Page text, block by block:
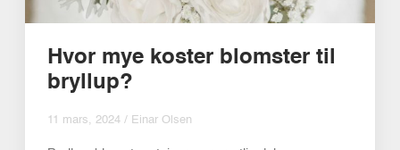
Hvor mye koster blomster til
bryllup?
11 mars, 2024 / Einar Olsen